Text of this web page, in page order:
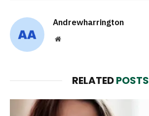
Andrewharrington
Website
RELATEDPOSTS